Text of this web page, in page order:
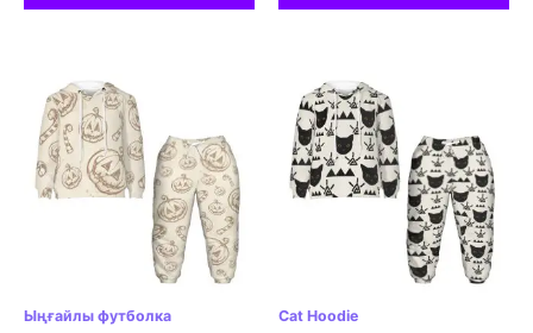
Ыңғайлы футболка Cat Hoodie